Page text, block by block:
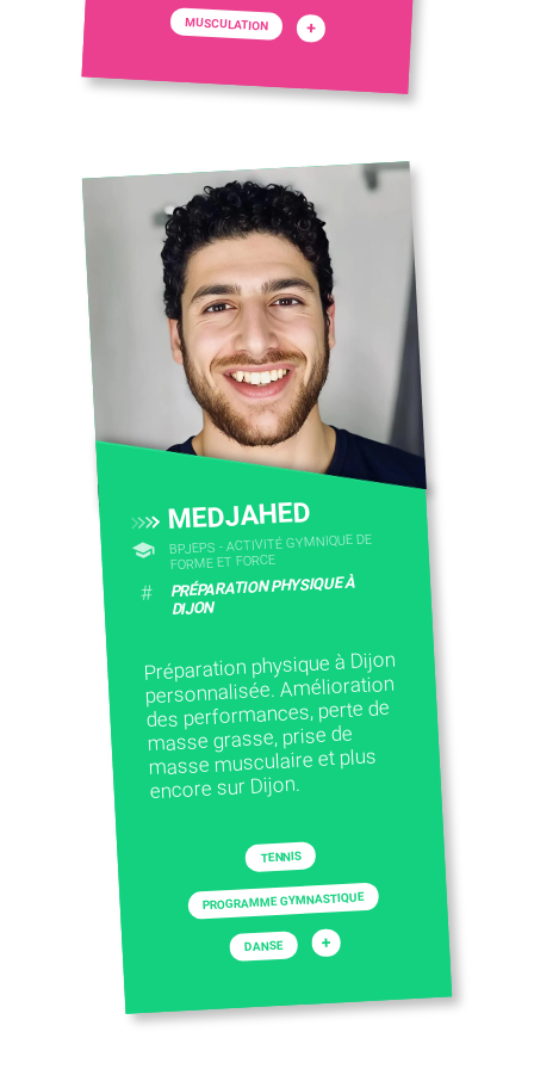
MUSCULATION +
MEDJAHED
BPJEPS - ACTIVITÉ GYMNIQUE DE
FORME ET FORCE
# PRÉPARATION PHYSIQUE À
DIJON
Préparation physique à Dijon
personnalisée. Amélioration
des performances, perte de
masse grasse, prise de
masse musculaire et plus
encore sur Dijon.
TENNIS
PROGRAMME GYMNASTIQUE
DANSE +